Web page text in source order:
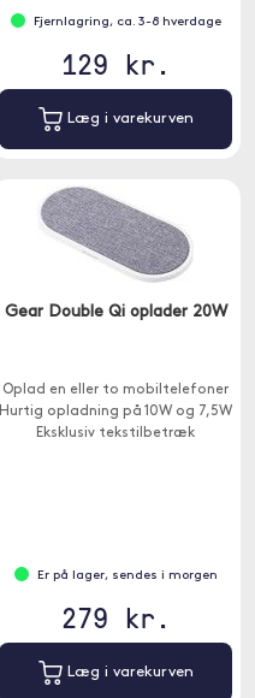
Fjernlagring, ca. 3-8 hverdage
129 kr.
Læg i varekurven
Gear Double Qi oplader 20W
Oplad en eller to mobiltelefoner
Hurtig opladning på 10W og 7,5W
Eksklusiv tekstilbetræk
Er på lager, sendes i morgen
279 kr.
Læg i varekurven